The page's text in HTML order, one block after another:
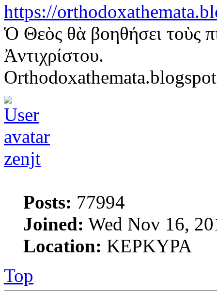
https://
Ὁ Θεὸς θὰ βοηθήσει τοὺς
Ἀντιχρίστου.
zenjt
Posts: 77994
Joined: Wed Nov 16,
Location: ΚΕΡΚΥΡΑ
Top